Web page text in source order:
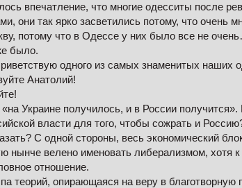
впечатление, что многие одесситы после
они так ярко засветились потому, что очень
потому что в Одессе у них было все не
было.
одного из самых знаменитых наших
Анатолий!
Украине получилось, и в России
власти для того, чтобы сожрать и
С одной стороны, весь экономический
нынче велено именовать либерализмом, хотя
отношение.
теорий, опирающаяся на веру в благотворную